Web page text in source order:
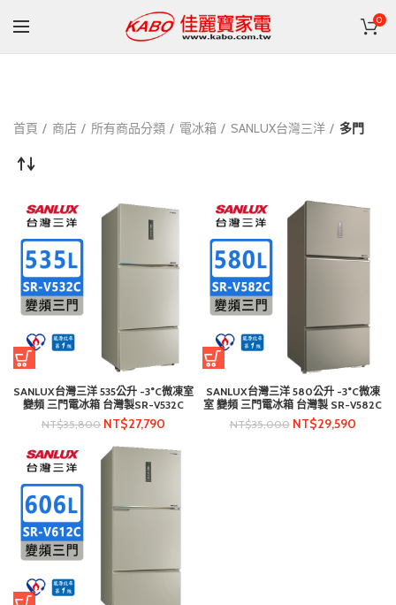
0
首頁 商店 所有商品分類 電冰箱 SANLUX台灣三洋 多門
SANLUX台灣三洋 535公升 -3°C微凍室
變頻 三門電冰箱 台灣製SR-V532C
NT$35,800 NT$27,790
SANLUX台灣三洋 580公升 -3°C微凍
室 變頻 三門電冰箱 台灣製 SR-V582C
NT$35,000 NT$29,590